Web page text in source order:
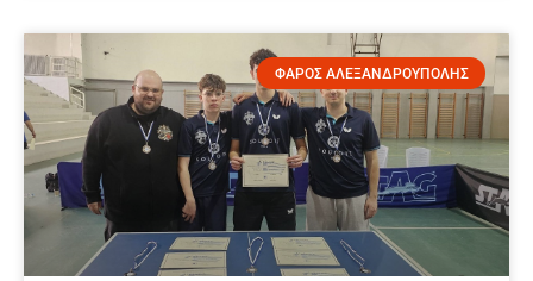
ΦΑΡΟΣ ΑΛΕΞΑΝΔΡΟΥΠΟΛΗΣ